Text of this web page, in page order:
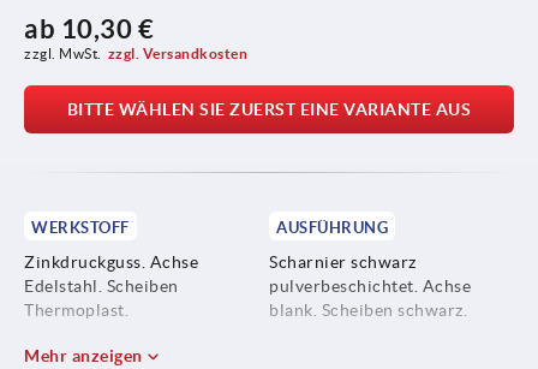
ab 10,30 €
zzgl. MwSt. zzgl. Versandkosten
BITTE WÄHLEN SIE ZUERST EINE VARIANTE AUS
WERKSTOFF
Zinkdruckguss. Achse
Edelstahl. Scheiben
Thermoplast.
AUSFÜHRUNG
Scharnier schwarz
pulverbeschichtet. Achse
blank. Scheiben schwarz.
Mehr anzeigen